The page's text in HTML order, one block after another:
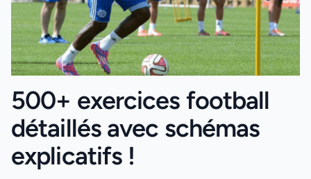
500+ exercices football
détaillés avec schémas
explicatifs !